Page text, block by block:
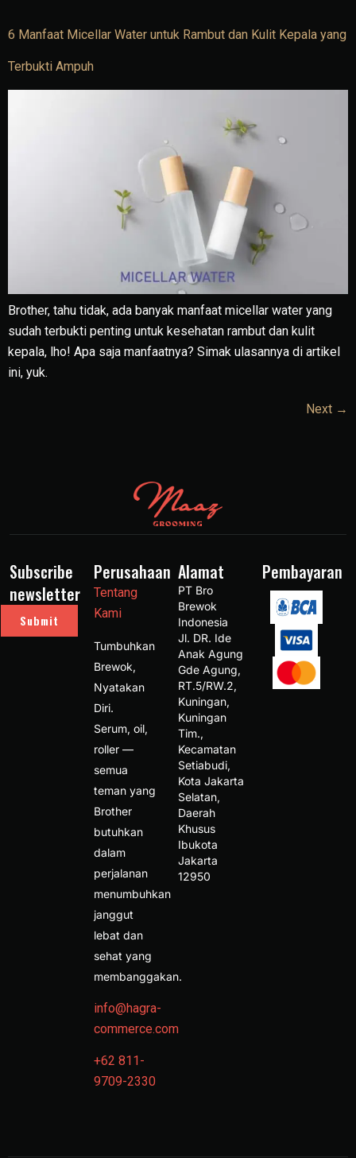
6 Manfaat Micellar Water untuk Rambut dan Kulit Kepala yang
Terbukti Ampuh
Brother, tahu tidak, ada banyak manfaat micellar water yang
sudah terbukti penting untuk kesehatan rambut dan kulit
kepala, lho! Apa saja manfaatnya? Simak ulasannya di artikel
ini, yuk.
Next →
Subscribe
newsletter
Submit
Perusahaan
Tentang
Kami
Tumbuhkan
Brewok,
Nyatakan
Diri.
Serum, oil,
roller —
semua
teman yang
Brother
butuhkan
dalam
perjalanan
menumbuhkan
janggut
lebat dan
sehat yang
membanggakan.
info@hagra-
commerce.com
+62 811-
9709-2330
Alamat
PT Bro
Brewok
Indonesia
Jl. DR. Ide
Anak Agung
Gde Agung,
RT.5/RW.2,
Kuningan,
Kuningan
Tim.,
Kecamatan
Setiabudi,
Kota Jakarta
Selatan,
Daerah
Khusus
Ibukota
Jakarta
12950
Pembayaran